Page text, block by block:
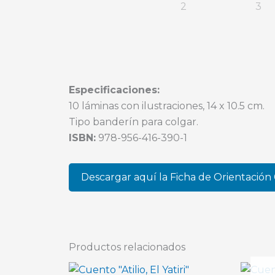
Especificaciones:
10 láminas con ilustraciones, 14 x 10.5 cm.
Tipo banderín para colgar.
ISBN: 978-956-416-390-1
Descargar aquí la Ficha de
Productos relacionados